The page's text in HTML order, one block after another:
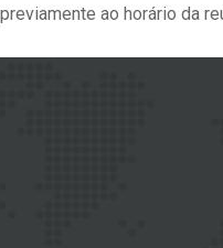
ao horário da